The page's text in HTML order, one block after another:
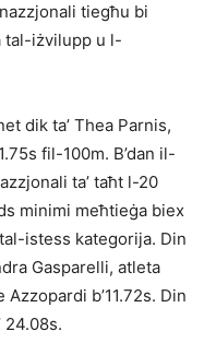
tiegħu bi
tal-iżvilupp u l-
dik ta’ Thea Parnis,
fil-100m. B’dan il-
ta’ taħt l-20
minimi meħtieġa biex
istess kategorija. Din
Gasparelli, atleta
b’11.72s. Din
24.08s.